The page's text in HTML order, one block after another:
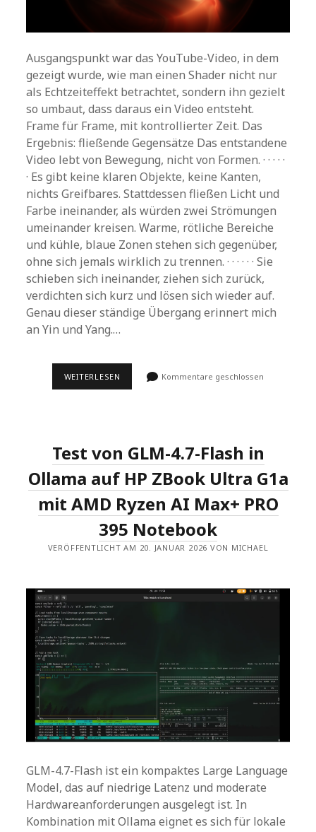
Ausgangspunkt war das YouTube-Video, in dem
gezeigt wurde, wie man einen Shader nicht nur
als Echtzeiteffekt betrachtet, sondern ihn gezielt
so umbaut, dass daraus ein Video entsteht.
Frame für Frame, mit kontrollierter Zeit. Das
Ergebnis: fließende Gegensätze Das entstandene
Video lebt von Bewegung, nicht von Formen. · · · · ·
· Es gibt keine klaren Objekte, keine Kanten,
nichts Greifbares. Stattdessen fließen Licht und
Farbe ineinander, als würden zwei Strömungen
umeinander kreisen. Warme, rötliche Bereiche
und kühle, blaue Zonen stehen sich gegenüber,
ohne sich jemals wirklich zu trennen. · · · · · · Sie
schieben sich ineinander, ziehen sich zurück,
verdichten sich kurz und lösen sich wieder auf.
Genau dieser ständige Übergang erinnert mich
an Yin und Yang.…
WEITERLESEN Kommentare geschlossen
Test von GLM-4.7-Flash in
Ollama auf HP ZBook Ultra G1a
mit AMD Ryzen AI Max+ PRO
395 Notebook
VERÖFFENTLICHT AM 20. JANUAR 2026 VON MICHAEL
GLM-4.7-Flash ist ein kompaktes Large Language
Model, das auf niedrige Latenz und moderate
Hardwareanforderungen ausgelegt ist. In
Kombination mit Ollama eignet es sich für lokale